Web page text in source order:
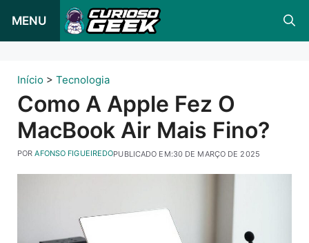
para
conteúdo
MENU
Início > Tecnologia
Como A Apple Fez O
MacBook Air Mais Fino?
PUBLICADO EM:30 DE MARÇO DE 2025
PORAFONSO FIGUEIREDO